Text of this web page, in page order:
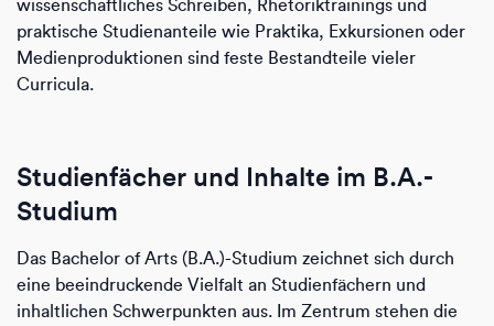
wissenschaftliches Schreiben, Rhetoriktrainings und
praktische Studienanteile wie Praktika, Exkursionen oder
Medienproduktionen sind feste Bestandteile vieler
Curricula.
Studienfächer und Inhalte im B.A.-
Studium
Das Bachelor of Arts (B.A.)-Studium zeichnet sich durch
eine beeindruckende Vielfalt an Studienfächern und
inhaltlichen Schwerpunkten aus. Im Zentrum stehen die